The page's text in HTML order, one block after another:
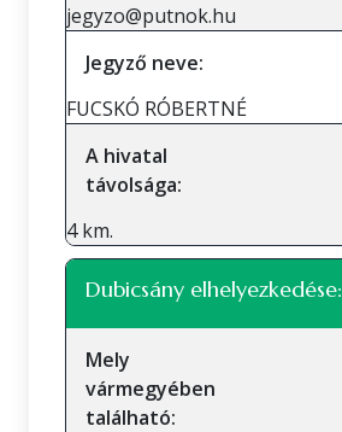
jegyzo@putnok.hu
Jegyző neve:
FUCSKÓ RÓBERTNÉ
A hivatal
távolsága:
4 km.
Dubicsány elhelyezkedése:
Mely
vármegyében
található: